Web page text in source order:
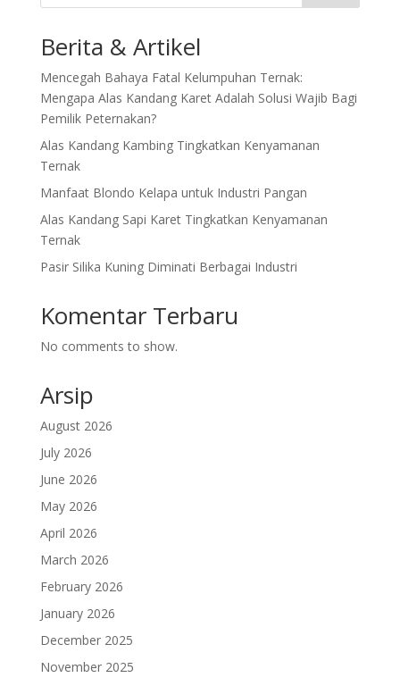
Berita & Artikel
Mencegah Bahaya Fatal Kelumpuhan Ternak:
Mengapa Alas Kandang Karet Adalah Solusi Wajib Bagi
Pemilik Peternakan?
Alas Kandang Kambing Tingkatkan Kenyamanan
Ternak
Manfaat Blondo Kelapa untuk Industri Pangan
Alas Kandang Sapi Karet Tingkatkan Kenyamanan
Ternak
Pasir Silika Kuning Diminati Berbagai Industri
Komentar Terbaru
No comments to show.
Arsip
August 2026
July 2026
June 2026
May 2026
April 2026
March 2026
February 2026
January 2026
December 2025
November 2025